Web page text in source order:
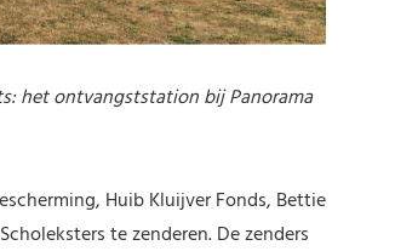
het ontvangststation bij Panorama
Huib Kluijver Fonds, Bettie
te zenderen. De zenders